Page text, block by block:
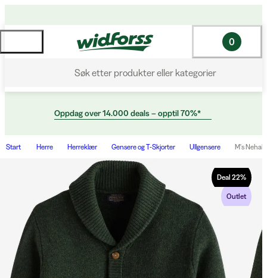
Søk etter produkter eller kategorier
0
Oppdag over 14.000 deals – opptil 70%*
Start Herre Herreklær Gensere og T-Skjorter Ullgensere M's
Deal 22%
Outlet